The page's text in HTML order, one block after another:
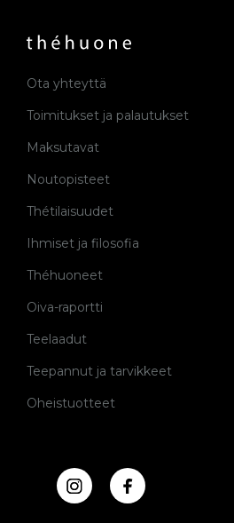
Ota yhteyttä
Toimitukset ja palautukset
Maksutavat
Noutopisteet
Thétilaisuudet
Ihmiset ja filosofia
Théhuoneet
Oiva-raportti
Teelaadut
Teepannut ja tarvikkeet
Oheistuotteet